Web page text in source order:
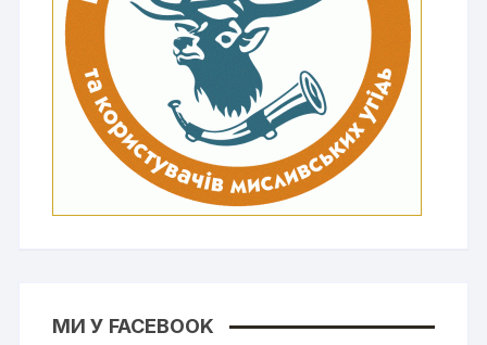
МИ У FACEBOOK